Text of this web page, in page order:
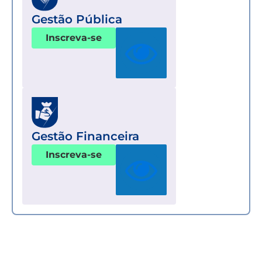
Gestão Pública
Inscreva-se
Gestão Financeira
Inscreva-se